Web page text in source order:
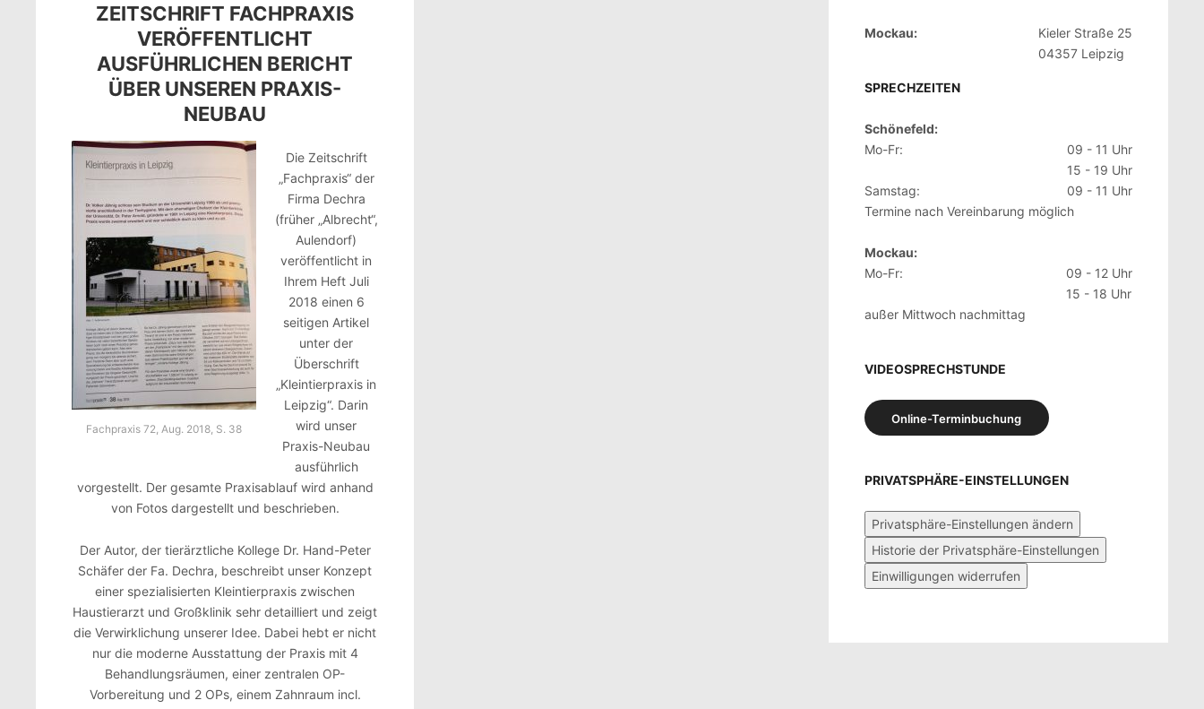
ZEITSCHRIFT FACHPRAXIS
VERÖFFENTLICHT
AUSFÜHRLICHEN BERICHT
ÜBER UNSEREN PRAXIS-
NEUBAU
Fachpraxis 72, Aug. 2018, S. 38
Die Zeitschrift
„Fachpraxis“ der
Firma Dechra
(früher „Albrecht“,
Aulendorf)
veröffentlicht in
Ihrem Heft Juli
2018 einen 6
seitigen Artikel
unter der
Überschrift
„Kleintierpraxis in
Leipzig“. Darin
wird unser
Praxis-Neubau
ausführlich
vorgestellt. Der gesamte Praxisablauf wird anhand
von Fotos dargestellt und beschrieben.
Der Autor, der tierärztliche Kollege Dr. Hand-Peter
Schäfer der Fa. Dechra, beschreibt unser Konzept
einer spezialisierten Kleintierpraxis zwischen
Haustierarzt und Großklinik sehr detailliert und zeigt
die Verwirklichung unserer Idee. Dabei hebt er nicht
nur die moderne Ausstattung der Praxis mit 4
Behandlungsräumen, einer zentralen OP-
Vorbereitung und 2 OPs, einem Zahnraum incl.
Mockau:
Kieler Straße 25
04357 Leipzig
SPRECHZEITEN
Schönefeld:
Mo-Fr:
09 - 11 Uhr
15 - 19 Uhr
Samstag:
09 - 11 Uhr
Termine nach Vereinbarung möglich
Mockau:
Mo-Fr:
09 - 12 Uhr
15 - 18 Uhr
außer Mittwoch nachmittag
VIDEOSPRECHSTUNDE
Online-Terminbuchung
PRIVATSPHÄRE-EINSTELLUNGEN
Privatsphäre-Einstellungen ändern
Historie der Privatsphäre-Einstellungen
Einwilligungen widerrufen